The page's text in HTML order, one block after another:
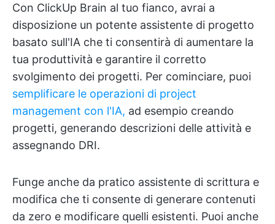
Con ClickUp Brain al tuo fianco, avrai a
disposizione un potente assistente di progetto
basato sull'IA che ti consentirà di aumentare la
tua produttività e garantire il corretto
svolgimento dei progetti. Per cominciare, puoi
semplificare le operazioni di project
management con l'IA, ad esempio creando
progetti, generando descrizioni delle attività e
assegnando DRI.
Funge anche da pratico assistente di scrittura e
modifica che ti consente di generare contenuti
da zero e modificare quelli esistenti. Puoi anche